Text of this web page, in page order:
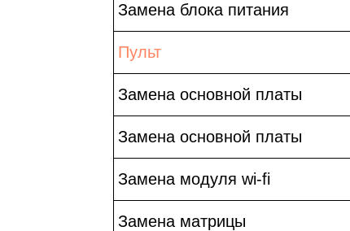
Замена блока питания
Пульт
Замена основной платы
Замена основной платы
Замена модуля wi-fi
Замена матрицы